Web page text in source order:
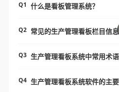
Q1 什么是看板管理系统？
Q2 常见的生产管理看板栏目信
Q3 生产管理看板系统中常用术语
Q4 生产管理看板系统软件的主要